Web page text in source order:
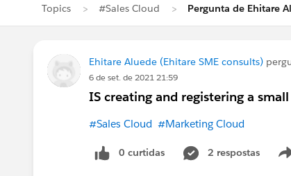
Topics #Sales Cloud Pergunta de Ehitare
Ehitare Aluede (Ehitare SME consults)
6 de set. de 2021 21:59
IS creating and registering a small
#Sales Cloud #Marketing Cloud
0 curtidas 2 respostas